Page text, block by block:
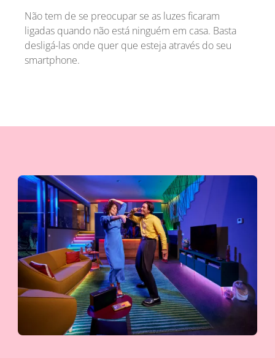
Não tem de se preocupar se as luzes ficaram
ligadas quando não está ninguém em casa. Basta
desligá-las onde quer que esteja através do seu
smartphone.